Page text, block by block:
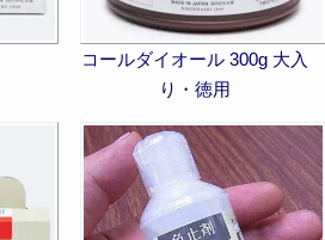
コールダイオール 300g 大入
り・徳用